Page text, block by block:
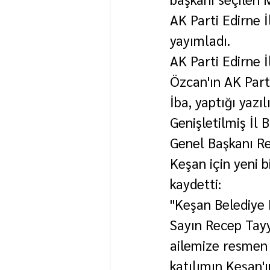
AK Parti Edirne
yayımladı.
AK Parti Edirne
Özcan'ın AK
İba, yaptığı
Genişletilmiş İl
Genel Başkanı
Keşan için yeni
kaydetti:
"Keşan Belediye
Sayın Recep
ailemize
katılımın